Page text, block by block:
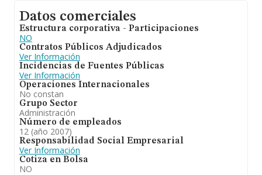
Datos comerciales
Estructura corporativa - Participaciones
NO
Contratos Públicos Adjudicados
Ver Información
Incidencias de Fuentes Públicas
Ver Información
Operaciones Internacionales
No constan
Grupo Sector
Administración
Número de empleados
12 (año 2007)
Responsabilidad Social Empresarial
Ver Información
Cotiza en Bolsa
NO